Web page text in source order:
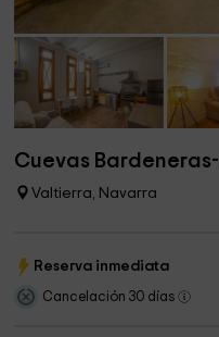
Cuevas
Valtierra, Navarra
Reserva inmediata
Cancelación 30 días